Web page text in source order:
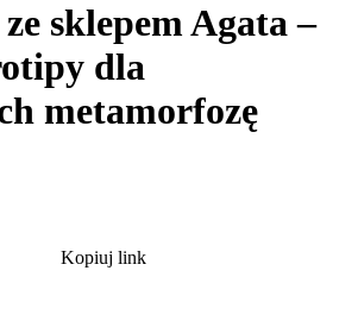
sklepem Agata –
dla
metamorfozę
Kopiuj link